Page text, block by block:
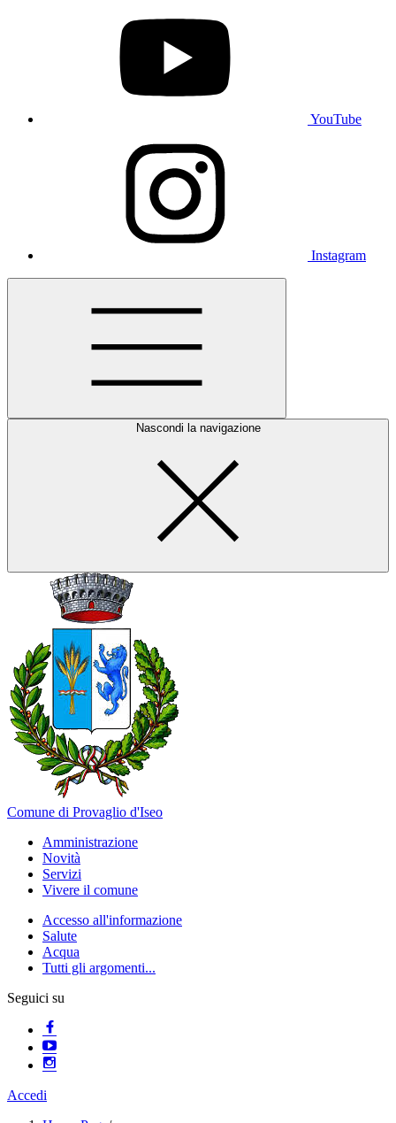
YouTube
Instagram
Nascondi la navigazione
Comune di Provaglio d'Iseo
Amministrazione
Novità
Servizi
Vivere il comune
Accesso all'informazione
Salute
Acqua
Tutti gli argomenti...
Seguici su
Accedi